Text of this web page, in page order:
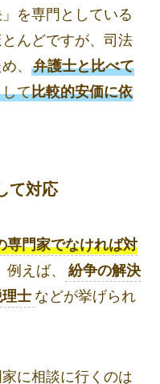
を専門としている
んどですが、司法
、 弁護士と比べて
て比較的安価に依
て対応
専門家でなければ対
えば、
紛争の解決
士 などが挙げられ
に相談に行くのは